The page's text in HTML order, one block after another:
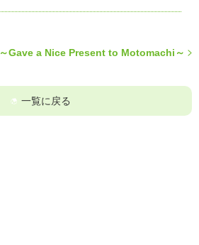
～Gave a Nice Present to Motomachi～
一覧に戻る